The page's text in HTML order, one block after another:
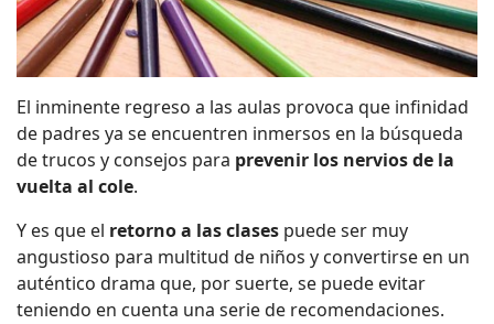
El inminente regreso a las aulas provoca que infinidad
de padres ya se encuentren inmersos en la búsqueda
de trucos y consejos para prevenir los nervios de la
vuelta al cole.
Y es que el retorno a las clases puede ser muy
angustioso para multitud de niños y convertirse en un
auténtico drama que, por suerte, se puede evitar
teniendo en cuenta una serie de recomendaciones.